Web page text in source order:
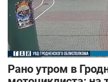
Рано утром в